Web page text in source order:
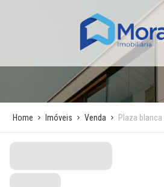
Home Imóveis Venda Plaza blanca